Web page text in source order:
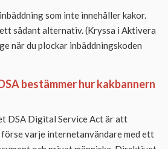
som inte innehåller kakor.
sådant alternativ. (Kryssa i Aktivera
när du plockar inbäddningskoden
bestämmer hur kakbannern
DSA Digital Service Act är att
förse varje internetanvändare med ett